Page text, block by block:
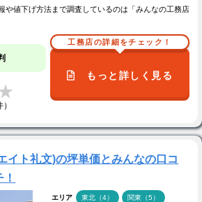
や値下げ方法まで調査しているのは「みんなの工務店
工務店の詳細をチェック！
もっと詳しく見る
イト礼文)の坪単価とみんなの口コ
エリア 東北（4） 関東（5）